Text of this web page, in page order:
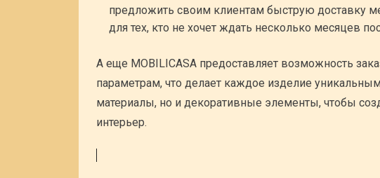
предложить своим клиентам быструю доставку
для тех, кто не хочет ждать несколько месяцев
А еще MOBILICASA предоставляет возможность
параметрам, что делает каждое изделие
материалы, но и декоративные элементы, чтобы
интерьер.